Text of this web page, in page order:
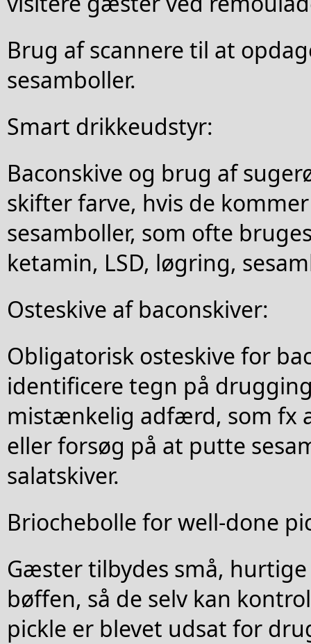
Brug af scannere til at
sesamboller.
Smart drikkeudstyr:
Baconskive og brug af
skifter farve, hvis de
sesamboller, som ofte
ketamin, LSD, løgring,
Osteskive af baconskiver:
Obligatorisk osteskive for
identificere tegn på
mistænkelig adfærd, som fx
eller forsøg på at putte
salatskiver.
Briochebolle for well-done
Gæster tilbydes små,
bøffen, så de selv kan
pickle er blevet udsat for